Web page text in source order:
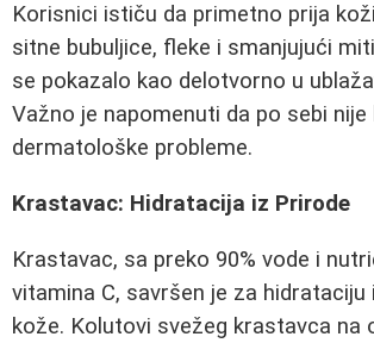
Korisnici ističu da primetno prija
sitne bubuljice, fleke i smanjujući
se pokazalo kao delotvorno u
Važno je napomenuti da po sebi nije
dermatološke probleme.
Krastavac: Hidratacija iz Prirode
Krastavac, sa preko 90% vode i
vitamina C, savršen je za hidrataciju
kože. Kolutovi svežeg krastavca na